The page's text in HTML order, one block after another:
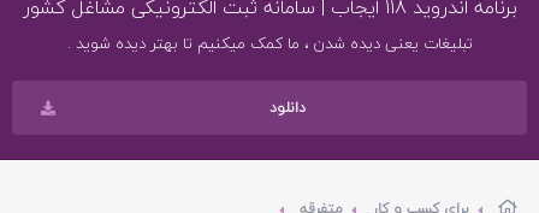
برنامه اندروید 118 ایجاب | سامانه ثبت الکترونیکی مشاغل کشور
تبلیغات یعنی دیده شدن ، ما کمک میکنیم تا بهتر دیده شوید .
دانلود